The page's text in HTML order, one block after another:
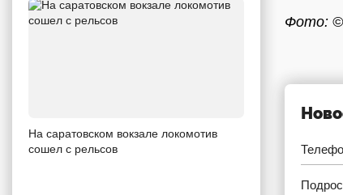
На саратовском вокзале локомотив
сошел с рельсов
Фото: ©